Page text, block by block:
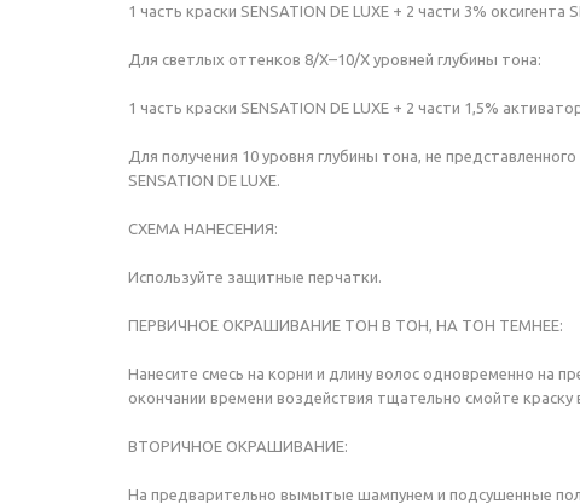
1 часть краски SENSATION DE LUXE + 2 части 3% оксигента
Для светлых оттенков 8/Х–10/Х уровней глубины тона:
1 часть краски SENSATION DE LUXE + 2 части 1,5%
Для получения 10 уровня глубины тона, не
SENSATION DE LUXE.
СХЕМА НАНЕСЕНИЯ:
Используйте защитные перчатки.
ПЕРВИЧНОЕ ОКРАШИВАНИЕ ТОН В ТОН, НА ТОН ТЕМНЕЕ:
Нанесите смесь на корни и длину волос одновременно на
окончании времени воздействия тщательно смойте
ВТОРИЧНОЕ ОКРАШИВАНИЕ:
На предварительно вымытые шампунем и подсушенные